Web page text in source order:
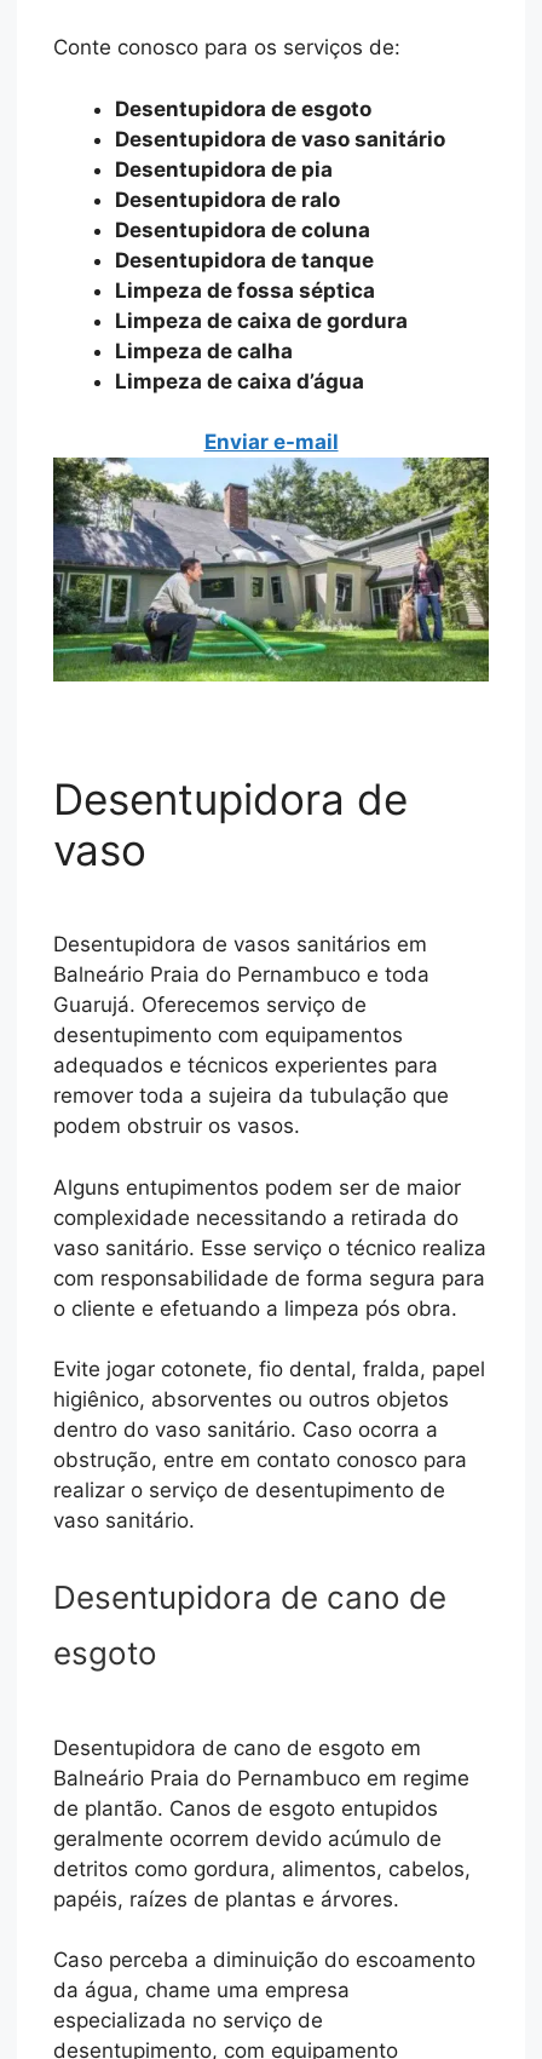
Conte conosco para os serviços de:
Desentupidora de esgoto
Desentupidora de vaso sanitário
Desentupidora de pia
Desentupidora de ralo
Desentupidora de coluna
Desentupidora de tanque
Limpeza de fossa séptica
Limpeza de caixa de gordura
Limpeza de calha
Limpeza de caixa d’água
Enviar e-mail
Desentupidora de
vaso
Desentupidora de vasos sanitários em
Balneário Praia do Pernambuco e toda
Guarujá. Oferecemos serviço de
desentupimento com equipamentos
adequados e técnicos experientes para
remover toda a sujeira da tubulação que
podem obstruir os vasos.
Alguns entupimentos podem ser de maior
complexidade necessitando a retirada do
vaso sanitário. Esse serviço o técnico realiza
com responsabilidade de forma segura para
o cliente e efetuando a limpeza pós obra.
Evite jogar cotonete, fio dental, fralda, papel
higiênico, absorventes ou outros objetos
dentro do vaso sanitário. Caso ocorra a
obstrução, entre em contato conosco para
realizar o serviço de desentupimento de
vaso sanitário.
Desentupidora de cano de
esgoto
Desentupidora de cano de esgoto em
Balneário Praia do Pernambuco em regime
de plantão. Canos de esgoto entupidos
geralmente ocorrem devido acúmulo de
detritos como gordura, alimentos, cabelos,
papéis, raízes de plantas e árvores.
Caso perceba a diminuição do escoamento
da água, chame uma empresa
especializada no serviço de
desentupimento, com equipamento